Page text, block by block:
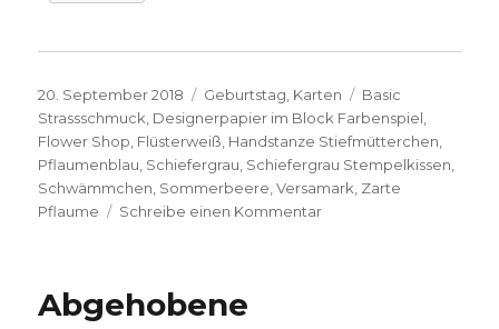
Veröffentlicht
am
20. September 2018 Kategorien
Geburtstag Karten Schlagwörter
Basic
Strassschmuck Designerpapier im Block Farbenspiel
Flower Shop Flüsterweiß Handstanze Stiefmütterchen
Pflaumenblau Schiefergrau Schiefergrau Stempelkissen
Schwämmchen Sommerbeere ,Versamark Zarte
Pflaume
Schreibe einen Kommentarzu
Abgehobene